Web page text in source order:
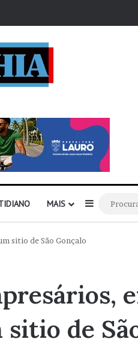
MAIS Barra
sitio de São Gonçalo
de